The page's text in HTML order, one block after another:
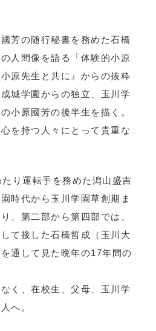
芳の随行秘書を務めた石橋
人間像を語る「体験的小原
原先生と共に』からの抜粋
城学園からの独立、玉川学
小原國芳の後半生を描く。
を持つ人々にとって貴重な
り運転手を務めた潟山盛吉
時代から玉川学園草創期ま
、第二部から第四部では、
て接した石橋哲成（玉川大
通して見た晩年の17年間の
く、在校生、父母、玉川学
へ。